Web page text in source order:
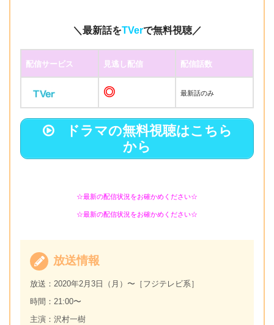
＼最新話をTVerで無料視聴／
配信サービス 見逃し配信 配信話数
◎ 最新話のみ
ドラマの無料視聴はこちら
から
☆最新の配信状況をお確かめください☆
☆最新の配信状況をお確かめください☆
放送情報
放送：2020年2月3 日（月）〜［フジテレビ系］
時間：21:00〜
主演：沢村一樹